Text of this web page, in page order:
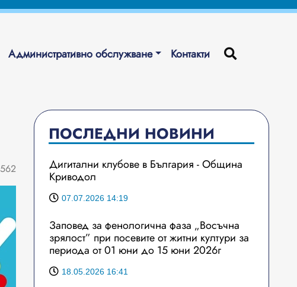
Административно обслужване Контакти
562
ПОСЛЕДНИ НОВИНИ
Дигитални клубове в България - Община
Криводол
07.07.2026 14:19
Заповед за фенологична фаза „Восъчна
зрялост” при посевите от житни култури за
периода от 01 юни до 15 юни 2026г
18.05.2026 16:41